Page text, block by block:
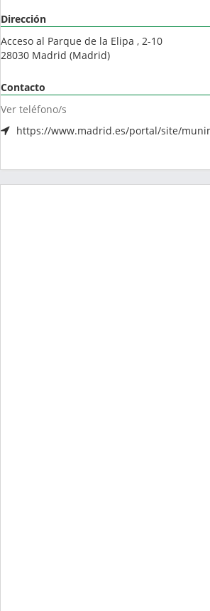
Dirección
Acceso al Parque de la Elipa , 2-10
28030 Madrid (Madrid)
Contacto
Ver teléfono/s
https://www.madrid.es/portal/site/